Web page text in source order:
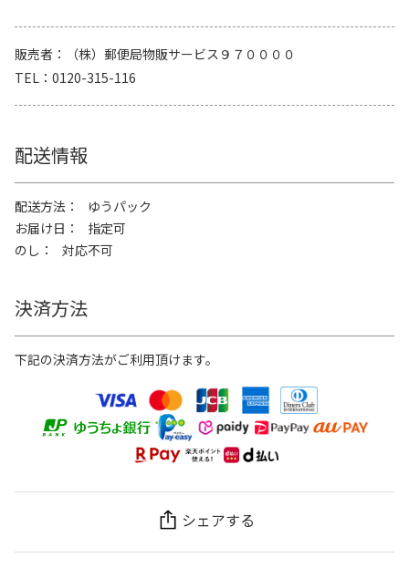
販売者
（株）郵便局物販サービス９７００００
TEL
0120-315-116
配送情報
配送方法
ゆうパック
お届け日
指定可
のし
対応不可
決済方法
下記の決済方法がご利用頂けます。
シェアする